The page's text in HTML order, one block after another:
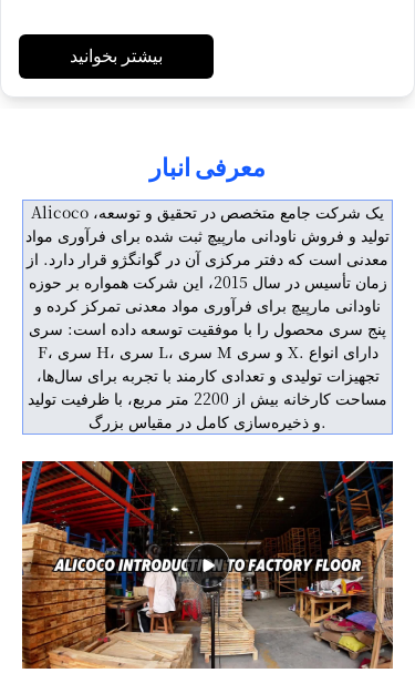
بیشتر بخوانید
معرفی انبار
Alicoco یک شرکت جامع متخصص در تحقیق و توسعه،
تولید و فروش ناودانی مارپیچ ثبت شده برای فرآوری مواد
معدنی است که دفتر مرکزی آن در گوانگژو قرار دارد. از
زمان تأسیس در سال 2015، این شرکت همواره بر حوزه
ناودانی مارپیچ برای فرآوری مواد معدنی تمرکز کرده و
پنج سری محصول را با موفقیت توسعه داده است: سری
F، سری H، سری L، سری M و سری X. دارای انواع
تجهیزات تولیدی و تعدادی کارمند با تجربه برای سال‌ها،
مساحت کارخانه بیش از 2200 متر مربع، با ظرفیت تولید
و ذخیره‌سازی کامل در مقیاس بزرگ.